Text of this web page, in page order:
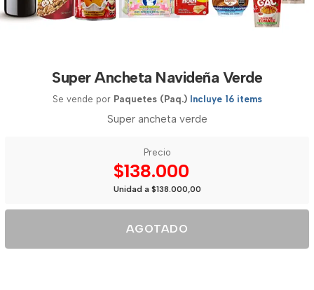
Super Ancheta Navideña Verde
Se vende por Paquetes (Paq.) Incluye 16 items
Super ancheta verde
Precio
$138.000
Unidad a $138.000,00
AGOTADO